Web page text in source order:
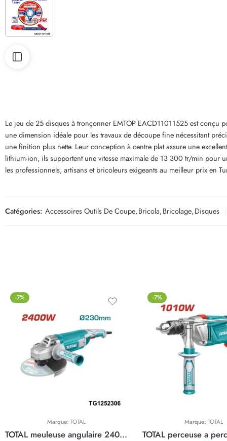
Le jeu de 25 disques à tronçonner EMTOP EACD11011525 est conçu
une dimension idéale pour les travaux de découpe fine nécessitant
une finition plus nette. Leur conception à centre plat assure une
lithium-ion, ils supportent une vitesse maximale de 13 300 tr/min pour
les professionnels, artisans et bricoleurs exigeants au meilleur prix en
Catégories: Accessoires Outils De Coupe,Bricola,Bricolage,Disques
-7%
Marque: TOTAL
TOTAL meuleuse angulaire 2400w-230mm TG1252306
-7%
Marque: TOTAL